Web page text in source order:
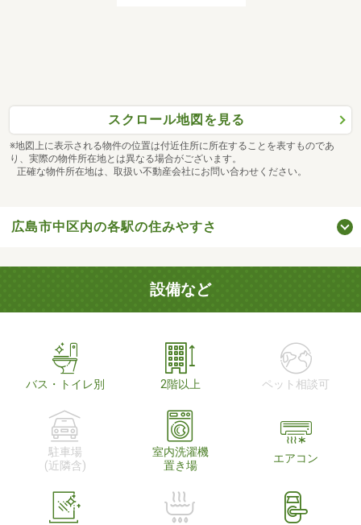
スクロール地図を見る
※地図上に表示される物件の位置は付近住所に所在することを表すものであ
り、実際の物件所在地とは異なる場合がございます。
正確な物件所在地は、取扱い不動産会社にお問い合わせください。
広島市中区内の各駅の住みやすさ
設備など
バス・トイレ別 2階以上 ペット相談可
駐車場
(近隣含)
室内洗濯機
置き場
エアコン